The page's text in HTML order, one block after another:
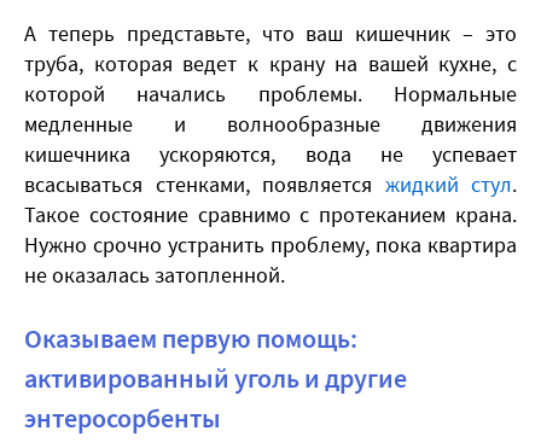
​А теперь представьте, что ваш кишечник – это
труба, которая ведет к крану на вашей кухне, с
которой начались проблемы. Нормальные
медленные и волнообразные движения
кишечника ускоряются, вода не успевает
всасываться стенками, появляется жидкий стул.
Такое состояние сравнимо с протеканием крана.
Нужно срочно устранить проблему, пока квартира
не оказалась затопленной.
Оказываем первую помощь:
активированный уголь и другие
энтеросорбенты